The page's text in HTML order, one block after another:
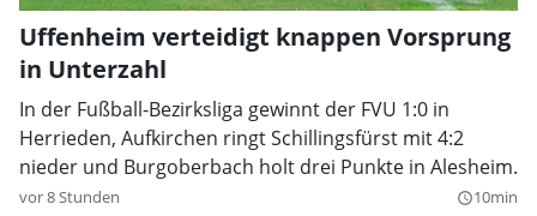
Uffenheim verteidigt knappen Vorsprung
in Unterzahl
In der Fußball-Bezirksliga gewinnt der FVU 1:0 in
Herrieden, Aufkirchen ringt Schillingsfürst mit 4:2
nieder und Burgoberbach holt drei Punkte in Alesheim.
vor 8 Stunden query_builder10min